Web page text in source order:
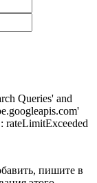
Queries' and
rateLimitExceeded
пишите в